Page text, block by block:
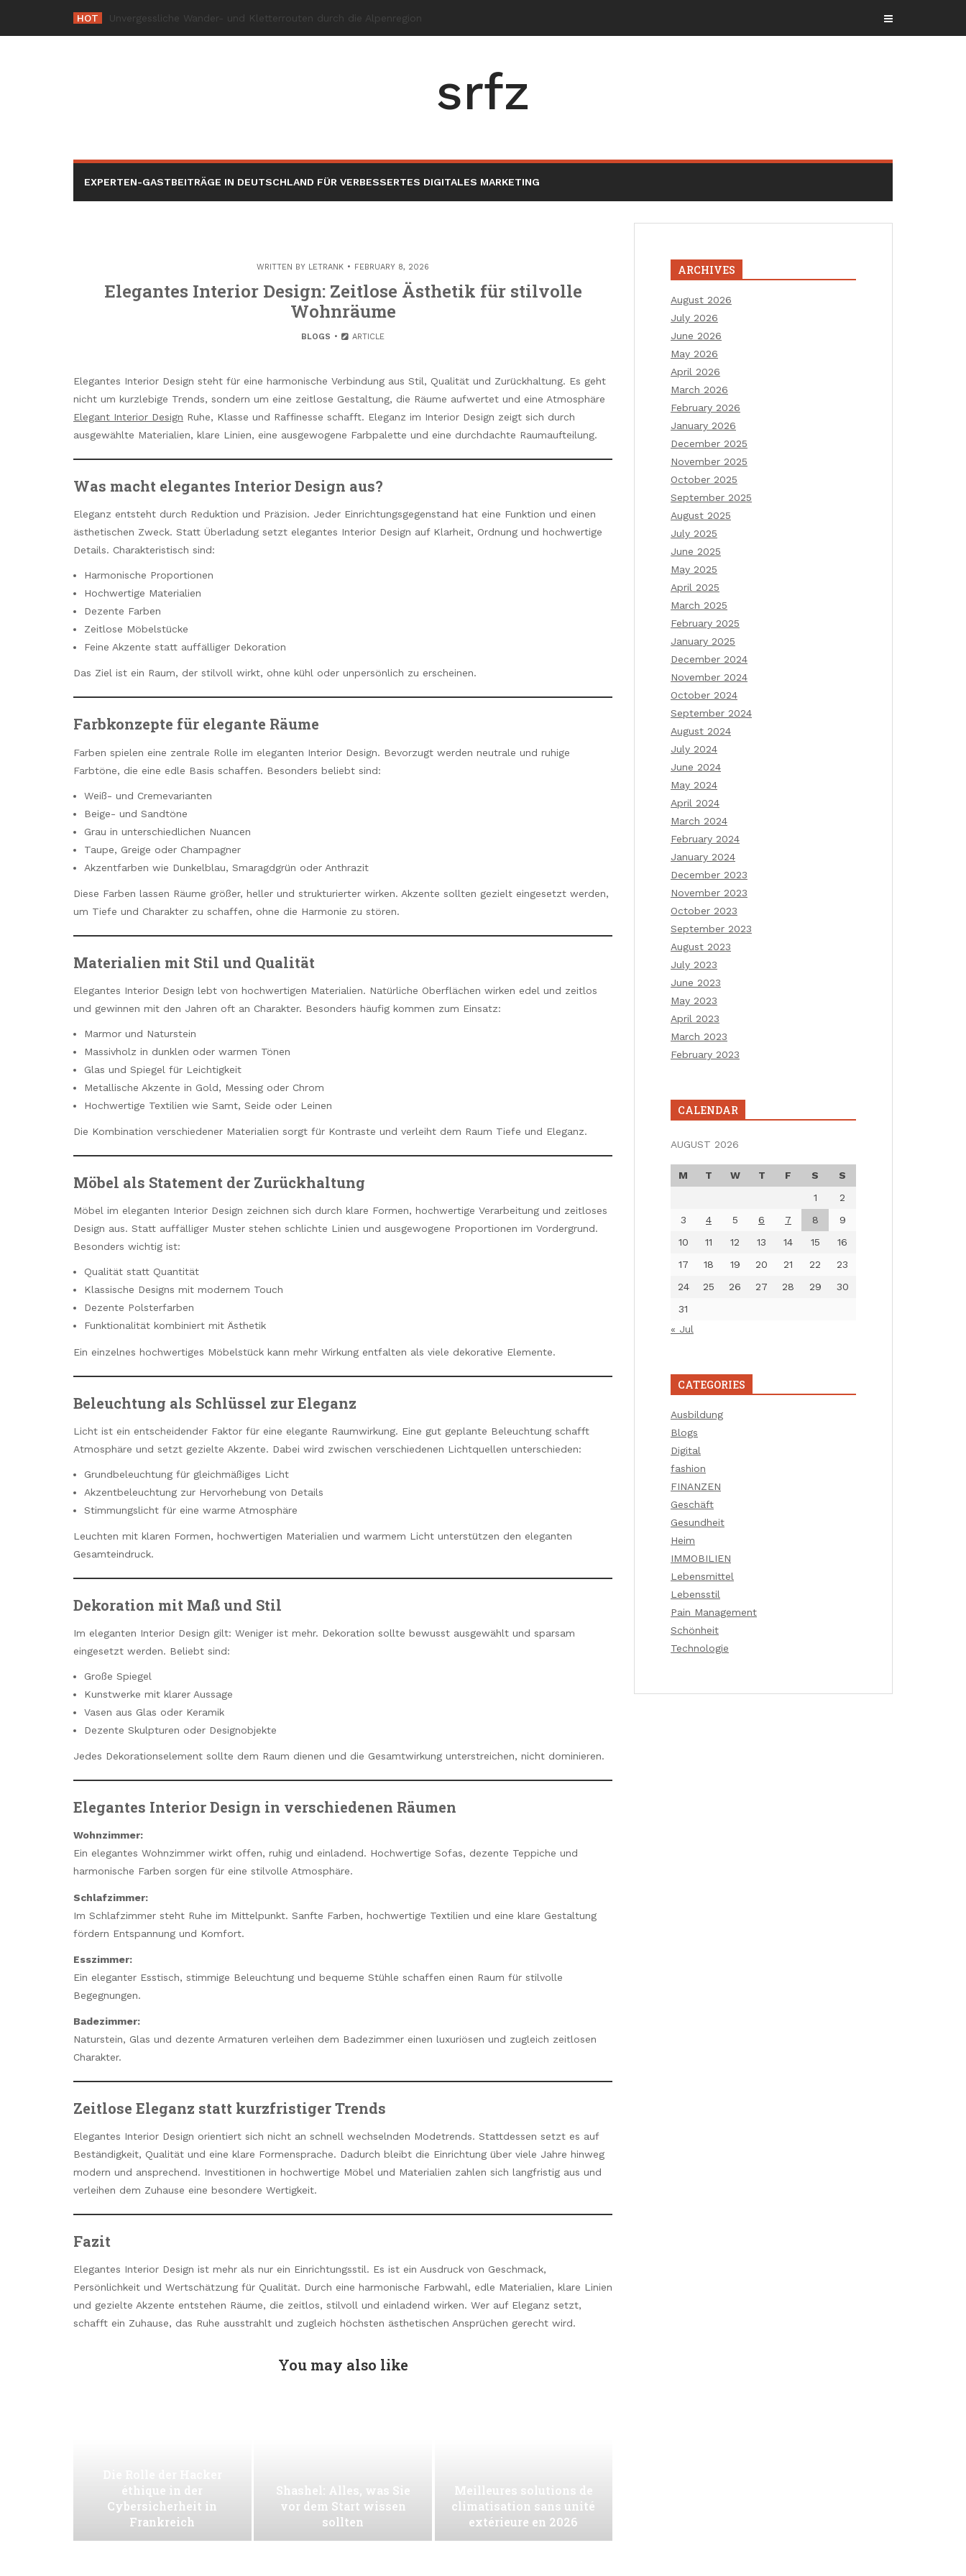
content
HOT -
srfz
EXPERTEN-GASTBEITRÄGE IN DEUTSCHLAND FÜR VERBESSERTES DIGITALES MARKETING
WRITTEN BY LETRANK FEBRUARY 8, 2026
Elegantes Interior Design: Zeitlose Ästhetik für stilvolle
Wohnräume
BLOGS ARTICLE
Elegantes Interior Design steht für eine harmonische Verbindung aus Stil, Qualität und Zurückhaltung. Es geht
nicht um kurzlebige Trends, sondern um eine zeitlose Gestaltung, die Räume aufwertet und eine Atmosphäre
Elegant Interior Design Ruhe, Klasse und Raffinesse schafft. Eleganz im Interior Design zeigt sich durch
ausgewählte Materialien, klare Linien, eine ausgewogene Farbpalette und eine durchdachte Raumaufteilung.
Was macht elegantes Interior Design aus?
Eleganz entsteht durch Reduktion und Präzision. Jeder Einrichtungsgegenstand hat eine Funktion und einen
ästhetischen Zweck. Statt Überladung setzt elegantes Interior Design auf Klarheit, Ordnung und hochwertige
Details. Charakteristisch sind:
Harmonische Proportionen
Hochwertige Materialien
Dezente Farben
Zeitlose Möbelstücke
Feine Akzente statt auffälliger Dekoration
Das Ziel ist ein Raum, der stilvoll wirkt, ohne kühl oder unpersönlich zu erscheinen.
Farbkonzepte für elegante Räume
Farben spielen eine zentrale Rolle im eleganten Interior Design. Bevorzugt werden neutrale und ruhige
Farbtöne, die eine edle Basis schaffen. Besonders beliebt sind:
Weiß- und Cremevarianten
Beige- und Sandtöne
Grau in unterschiedlichen Nuancen
Taupe, Greige oder Champagner
Akzentfarben wie Dunkelblau, Smaragdgrün oder Anthrazit
Diese Farben lassen Räume größer, heller und strukturierter wirken. Akzente sollten gezielt eingesetzt werden,
um Tiefe und Charakter zu schaffen, ohne die Harmonie zu stören.
Materialien mit Stil und Qualität
Elegantes Interior Design lebt von hochwertigen Materialien. Natürliche Oberflächen wirken edel und zeitlos
und gewinnen mit den Jahren oft an Charakter. Besonders häufig kommen zum Einsatz:
Marmor und Naturstein
Massivholz in dunklen oder warmen Tönen
Glas und Spiegel für Leichtigkeit
Metallische Akzente in Gold, Messing oder Chrom
Hochwertige Textilien wie Samt, Seide oder Leinen
Die Kombination verschiedener Materialien sorgt für Kontraste und verleiht dem Raum Tiefe und Eleganz.
Möbel als Statement der Zurückhaltung
Möbel im eleganten Interior Design zeichnen sich durch klare Formen, hochwertige Verarbeitung und zeitloses
Design aus. Statt auffälliger Muster stehen schlichte Linien und ausgewogene Proportionen im Vordergrund.
Besonders wichtig ist:
Qualität statt Quantität
Klassische Designs mit modernem Touch
Dezente Polsterfarben
Funktionalität kombiniert mit Ästhetik
Ein einzelnes hochwertiges Möbelstück kann mehr Wirkung entfalten als viele dekorative Elemente.
Beleuchtung als Schlüssel zur Eleganz
Licht ist ein entscheidender Faktor für eine elegante Raumwirkung. Eine gut geplante Beleuchtung schafft
Atmosphäre und setzt gezielte Akzente. Dabei wird zwischen verschiedenen Lichtquellen unterschieden:
Grundbeleuchtung für gleichmäßiges Licht
Akzentbeleuchtung zur Hervorhebung von Details
Stimmungslicht für eine warme Atmosphäre
Leuchten mit klaren Formen, hochwertigen Materialien und warmem Licht unterstützen den eleganten
Gesamteindruck.
Dekoration mit Maß und Stil
Im eleganten Interior Design gilt: Weniger ist mehr. Dekoration sollte bewusst ausgewählt und sparsam
eingesetzt werden. Beliebt sind:
Große Spiegel
Kunstwerke mit klarer Aussage
Vasen aus Glas oder Keramik
Dezente Skulpturen oder Designobjekte
Jedes Dekorationselement sollte dem Raum dienen und die Gesamtwirkung unterstreichen, nicht dominieren.
Elegantes Interior Design in verschiedenen Räumen
Wohnzimmer:
Ein elegantes Wohnzimmer wirkt offen, ruhig und einladend. Hochwertige Sofas, dezente Teppiche und
harmonische Farben sorgen für eine stilvolle Atmosphäre.
Schlafzimmer:
Im Schlafzimmer steht Ruhe im Mittelpunkt. Sanfte Farben, hochwertige Textilien und eine klare Gestaltung
fördern Entspannung und Komfort.
Esszimmer:
Ein eleganter Esstisch, stimmige Beleuchtung und bequeme Stühle schaffen einen Raum für stilvolle
Begegnungen.
Badezimmer:
Naturstein, Glas und dezente Armaturen verleihen dem Badezimmer einen luxuriösen und zugleich zeitlosen
Charakter.
Zeitlose Eleganz statt kurzfristiger Trends
Elegantes Interior Design orientiert sich nicht an schnell wechselnden Modetrends. Stattdessen setzt es auf
Beständigkeit, Qualität und eine klare Formensprache. Dadurch bleibt die Einrichtung über viele Jahre hinweg
modern und ansprechend. Investitionen in hochwertige Möbel und Materialien zahlen sich langfristig aus und
verleihen dem Zuhause eine besondere Wertigkeit.
Fazit
Elegantes Interior Design ist mehr als nur ein Einrichtungsstil. Es ist ein Ausdruck von Geschmack,
Persönlichkeit und Wertschätzung für Qualität. Durch eine harmonische Farbwahl, edle Materialien, klare Linien
und gezielte Akzente entstehen Räume, die zeitlos, stilvoll und einladend wirken. Wer auf Eleganz setzt,
schafft ein Zuhause, das Ruhe ausstrahlt und zugleich höchsten ästhetischen Ansprüchen gerecht wird.
You may also like
éthique in der
Cybersicherheit in
Frankreich
Shashel: Alles, was Sie
vor dem Start wissen
sollten
Meilleures solutions de
climatisation sans unité
extérieure en 2026
ARCHIVES
August 2026
July 2026
June 2026
May 2026
April 2026
March 2026
February 2026
January 2026
December 2025
November 2025
October 2025
September 2025
August 2025
July 2025
June 2025
May 2025
April 2025
March 2025
February 2025
January 2025
December 2024
November 2024
October 2024
September 2024
August 2024
July 2024
June 2024
May 2024
April 2024
March 2024
February 2024
January 2024
December 2023
November 2023
October 2023
September 2023
August 2023
July 2023
June 2023
May 2023
April 2023
March 2023
February 2023
CALENDAR
AUGUST 2026
M T W T F S
S
1
2
3
4 5 6 7 8
9
10
11 12 13 14 15
16
17
18 19 20 21 22
23
24
25 26 27 28 29
30
31
« Jul
CATEGORIES
Ausbildung
Blogs
Digital
fashion
FINANZEN
Geschäft
Gesundheit
Heim
IMMOBILIEN
Lebensmittel
Lebensstil
Pain Management
Schönheit
Technologie